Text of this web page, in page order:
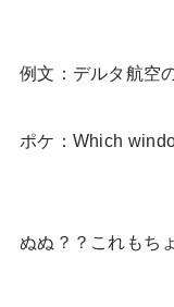
例文：デルタ航空
ポケ：Which
ぬぬ？？これもち